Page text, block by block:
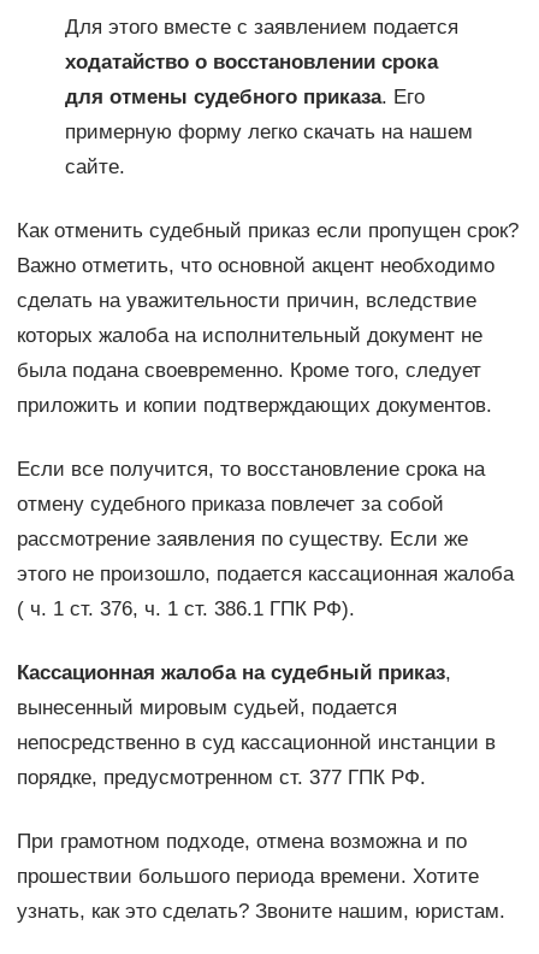
Для этого вместе с заявлением подается
ходатайство о восстановлении срока
для отмены судебного приказа. Его
примерную форму легко скачать на нашем
сайте.
Как отменить судебный приказ если пропущен срок?
Важно отметить, что основной акцент необходимо
сделать на уважительности причин, вследствие
которых жалоба на исполнительный документ не
была подана своевременно. Кроме того, следует
приложить и копии подтверждающих документов.
Если все получится, то восстановление срока на
отмену судебного приказа повлечет за собой
рассмотрение заявления по существу. Если же
этого не произошло, подается кассационная жалоба
( ч. 1 ст. 376, ч. 1 ст. 386.1 ГПК РФ).
Кассационная жалоба на судебный приказ,
вынесенный мировым судьей, подается
непосредственно в суд кассационной инстанции в
порядке, предусмотренном ст. 377 ГПК РФ.
При грамотном подходе, отмена возможна и по
прошествии большого периода времени. Хотите
узнать, как это сделать? Звоните нашим, юристам.